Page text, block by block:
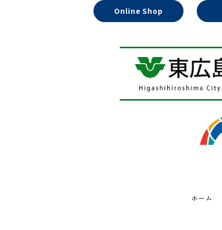
Online Shop
ホーム